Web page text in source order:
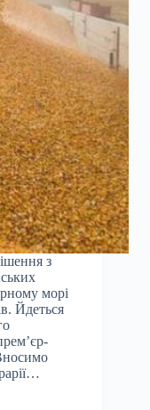
з
морі
Йдеться